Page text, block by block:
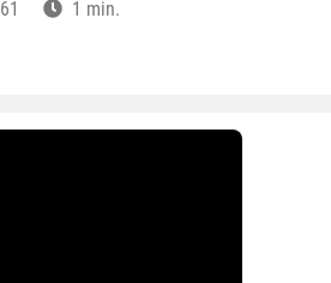
1 min.